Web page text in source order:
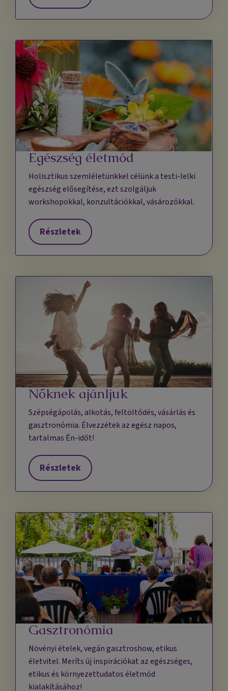
Egészség életmód
Holisztikus szemléletünkkel célünk a testi-lelki
egészség elősegítése, ezt szolgáljuk
workshopokkal, konzultációkkal, vásározókkal.
Részletek
Nőknek ajánljuk
Szépségápolás, alkotás, feltöltődés, vásárlás és
gasztronómia. Élvezzétek az egész napos,
tartalmas Én-időt!
Részletek
Gasztronómia
Növényi ételek, vegán gasztroshow, etikus
életvitel. Meríts új inspirációkat az egészséges,
etikus és környezettudatos életmód
kialakításához!